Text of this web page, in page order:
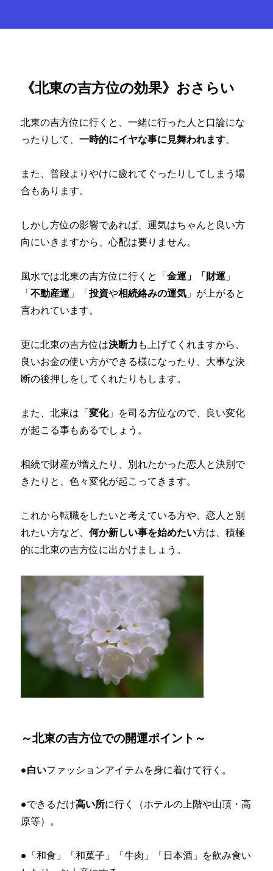
《北東の吉方位の効果》おさらい
北東の吉方位に行くと、一緒に行った人と口論にな
ったりして、一時的にイヤな事に見舞われます。
また、普段よりやけに疲れてぐったりしてしまう場
合もあります。
しかし方位の影響であれば、運気はちゃんと良い方
向にいきますから、心配は要りません。
風水では北東の吉方位に行くと「金運」「 財運 」
「不動産運 」「投資や相続絡みの運気 」が上がると
言われています。
更に北東の吉方位は決断力 も上げてくれますから、
良いお金の使い方ができる様になったり、大事な決
断の後押しをしてくれたりもします。
また、北東は「変化」を司る方位なので、良い変化
が起こる事もあるでしょう。
相続で財産が増えたり、別れたかった恋人と決別で
きたりと、色々変化が起こってきます。
これから転職をしたいと考えている方や、恋人と別
れたい方など、何か新しい事を始めたい方は、積極
的に北東の吉方位に出かけましょう。
～北東の吉方位での開運ポイント～
●白いファッションアイテムを身に着けて行く。
●できるだけ高い所に行く（ホテルの上階や山頂・高
原等）。
●「和食」「和菓子」「牛肉」「日本酒」を飲み食い